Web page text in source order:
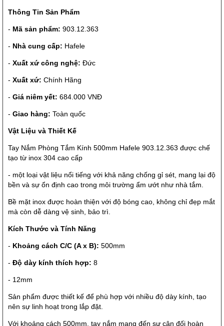
Thông Tin Sản Phẩm
- Mã sản phẩm: 903.12.363
- Nhà cung cấp: Hafele
- Xuất xứ công nghệ: Đức
- Xuất xứ: Chính Hãng
- Giá niêm yết: 684.000 VNĐ
- Giao hàng: Toàn quốc
Vật Liệu và Thiết Kế
Tay Nắm Phòng Tắm Kính 500mm Hafele 903.12.363 được chế
tạo từ inox 304 cao cấp
- một loại vật liệu nổi tiếng với khả năng chống gỉ sét, mang lại độ
bền và sự ổn định cao trong môi trường ẩm ướt như nhà tắm.
Bề mặt inox được hoàn thiện với độ bóng cao, không chỉ đẹp mắt
mà còn dễ dàng vệ sinh, bảo trì.
Kích Thước và Tính Năng
- Khoảng cách C/C (A x B): 500mm
- Độ dày kính thích hợp: 8
- 12mm
Sản phẩm được thiết kế để phù hợp với nhiều độ dày kính, tạo
nên sự linh hoạt trong lắp đặt.
Với khoảng cách 500mm, tay nắm mang đến sự cân đối hoàn